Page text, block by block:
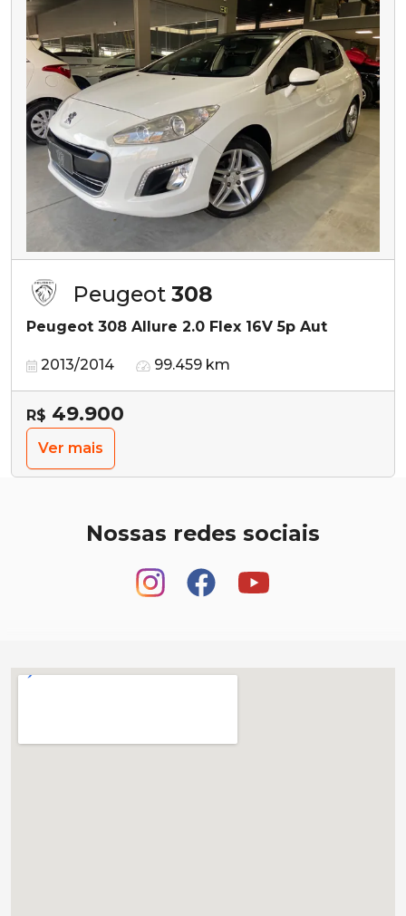
Peugeot 308
Peugeot 308 Allure 2.0 Flex 16V 5p Aut
2013/2014 99.459 km
R$ 49.900
Ver mais
Nossas redes sociais